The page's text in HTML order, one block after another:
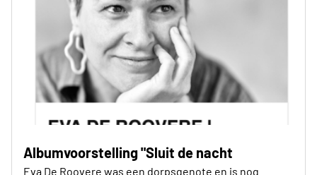
Albumvoorstelling "Sluit de nacht
Eva De Roovere was een dorpsgenote en is nog